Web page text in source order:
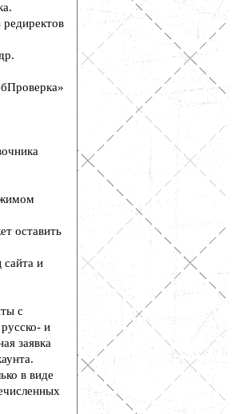
оставить
сайта и
с
и
заявка
в виде